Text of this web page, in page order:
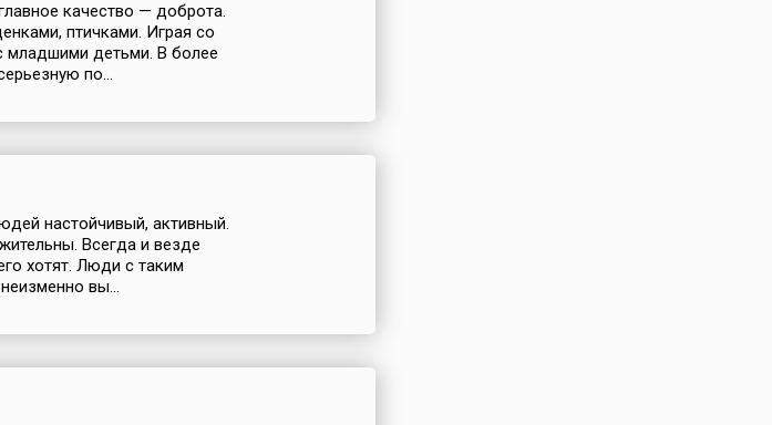
качество — доброта.
птичками. Играя со
младшими детьми. В более
по...
настойчивый, активный.
Всегда и везде
хотят. Люди с таким
вы...